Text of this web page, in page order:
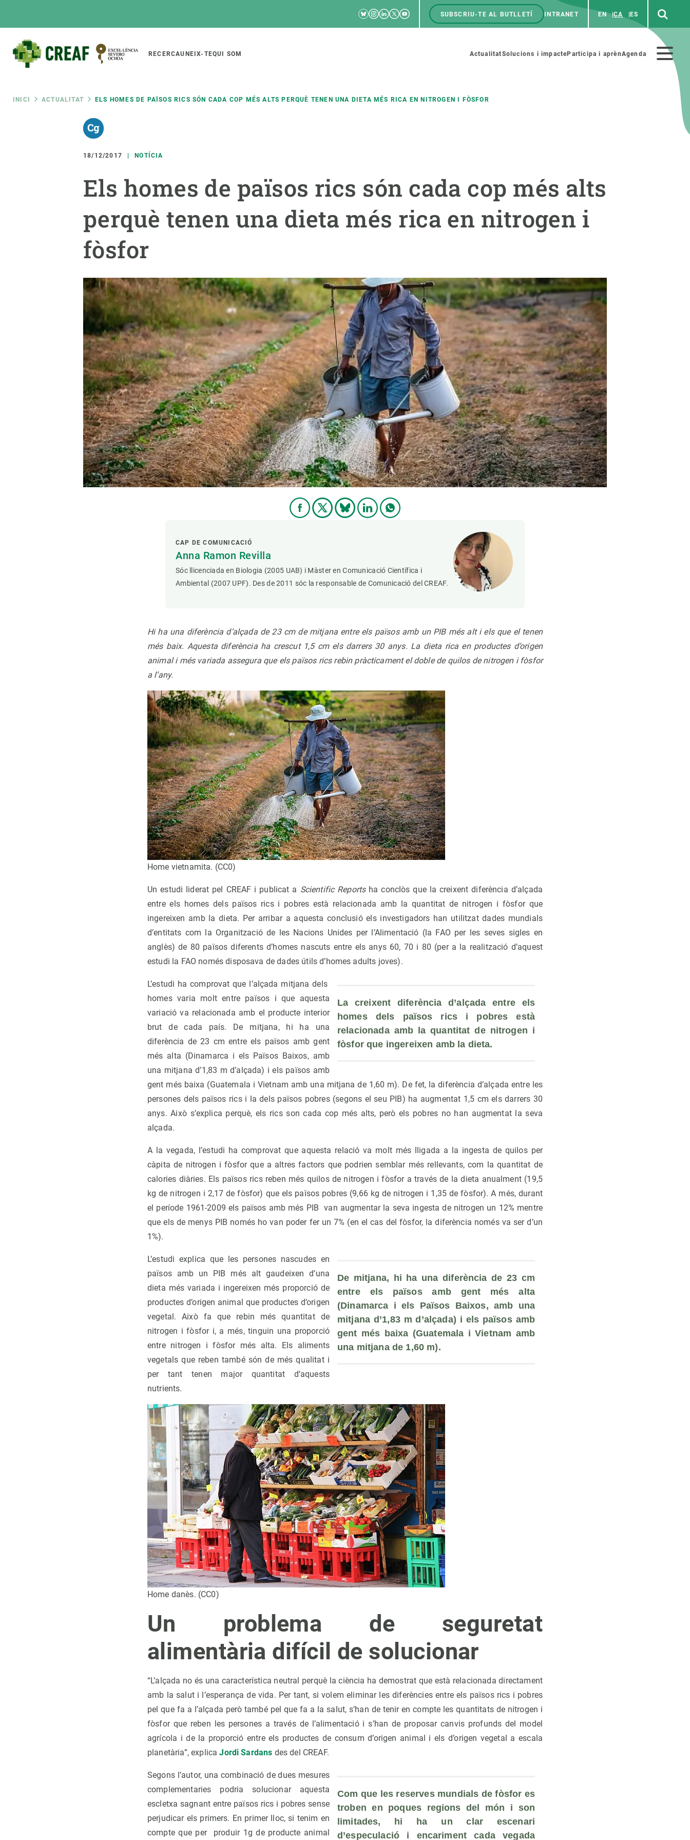
RRSS
Bluesky
Instagram
Linkedin
TwitterYoutube
Menú
SUBSCRIU-TE AL BUTLLETÍ INTRANET EN CA ES
Main
navigation
RECERCAUNEIX-TEQUI SOM
Menú
secundario
ActualitatSolucions i impacteParticipa i aprènAgenda
Fil
d'ariadna
INICI ACTUALITAT ELS HOMES DE PAÏSOS RICS SÓN CADA COP MÉS ALTS PERQUÈ TENEN UNA DIETA MÉS RICA EN NITROGEN I FÒSFOR
18/12/2017 NOTÍCIA
Els homes de països rics són cada cop més alts
perquè tenen una dieta més rica en nitrogen i
fòsfor
CAP DE COMUNICACIÓ
Anna Ramon Revilla
Sóc llicenciada en Biologia (2005 UAB) i Màster en Comunicació Científica i
Ambiental (2007 UPF). Des de 2011 sóc la responsable de Comunicació del CREAF.
Hi ha una diferència d’alçada de 23 cm de mitjana entre els països amb un PIB més alt i els que el tenen
més baix. Aquesta diferència ha crescut 1,5 cm els darrers 30 anys. La dieta rica en productes d’origen
animal i més variada assegura que els països rics rebin pràcticament el doble de quilos de nitrogen i fòsfor
a l’any.
Home vietnamita. (CC0)
Un estudi liderat pel CREAF i publicat a Scientific Reportsha conclòs que la creixent diferència d’alçada
entre els homes dels països rics i pobres està relacionada amb la quantitat de nitrogen i fòsfor que
ingereixen amb la dieta. Per arribar a aquesta conclusió els investigadors han utilitzat dades mundials
d’entitats com la Organització de les Nacions Unides per l’Alimentació (la FAO per les seves sigles en
anglès) de 80 països diferents d’homes nascuts entre els anys 60, 70 i 80 (per a la realització d’aquest
estudi la FAO només disposava de dades útils d’homes adults joves).
La creixent diferència d’alçada entre els
homes dels països rics i pobres està
relacionada amb la quantitat de nitrogen i
fòsfor que ingereixen amb la dieta.
L’estudi ha comprovat que l’alçada mitjana dels
homes varia molt entre països i que aquesta
variació va relacionada amb el producte interior
brut de cada país. De mitjana, hi ha una
diferència de 23 cm entre els països amb gent
més alta (Dinamarca i els Països Baixos, amb
una mitjana d’1,83 m d’alçada) i els països amb
gent més baixa (Guatemala i Vietnam amb una mitjana de 1,60 m). De fet, la diferència d’alçada entre les
persones dels països rics i la dels països pobres (segons el seu PIB) ha augmentat 1,5 cm els darrers 30
anys. Això s’explica perquè, els rics son cada cop més alts, però els pobres no han augmentat la seva
alçada.
A la vegada, l’estudi ha comprovat que aquesta relació va molt més lligada a la ingesta de quilos per
càpita de nitrogen i fòsfor que a altres factors que podrien semblar més rellevants, com la quantitat de
calories diàries. Els països rics reben més quilos de nitrogen i fòsfor a través de la dieta anualment (19,5
kg de nitrogen i 2,17 de fòsfor) que els països pobres (9,66 kg de nitrogen i 1,35 de fòsfor). A més, durant
el període 1961-2009 els països amb més PIB van augmentar la seva ingesta de nitrogen un 12% mentre
que els de menys PIB només ho van poder fer un 7% (en el cas del fòsfor, la diferència només va ser d’un
1%).
De mitjana, hi ha una diferència de 23 cm
entre els països amb gent més alta
(Dinamarca i els Països Baixos, amb una
mitjana d’1,83 m d’alçada) i els països amb
gent més baixa (Guatemala i Vietnam amb
una mitjana de 1,60 m).
L’estudi explica que les persones nascudes en
països amb un PIB més alt gaudeixen d’una
dieta més variada i ingereixen més proporció de
productes d’origen animal que productes d’origen
vegetal. Això fa que rebin més quantitat de
nitrogen i fòsfor i, a més, tinguin una proporció
entre nitrogen i fòsfor més alta. Els aliments
vegetals que reben també són de més qualitat i
per tant tenen major quantitat d’aquests
nutrients.
Home danès. (CC0)
Un problema de seguretat
alimentària difícil de solucionar
“L’alçada no és una característica neutral perquè la ciència ha demostrat que està relacionada directament
amb la salut i l’esperança de vida. Per tant, si volem eliminar les diferències entre els països rics i pobres
pel que fa a l’alçada però també pel que fa a la salut, s’han de tenir en compte les quantitats de nitrogen i
fòsfor que reben les persones a través de l’alimentació i s’han de proposar canvis profunds del model
agrícola i de la proporció entre els productes de consum d’origen animal i els d’origen vegetal a escala
planetària”, explicaJordi Sardans des del CREAF.
Com que les reserves mundials de fòsfor es
troben en poques regions del món i son
limitades, hi ha un clar escenari
d’especulació i encariment cada vegada
Segons l’autor, una combinació de dues mesures
complementaries podria solucionar aquesta
escletxa sagnant entre països rics i pobres sense
perjudicar els primers. En primer lloc, si tenim en
compte que per produir 1g de producte animal
Featured
responsive
Responsive
menu
SOBRE NOSALTRES
Organització institucional
Marca i logotips
Infraestructures
Oficina de premsa
Ciència oberta i gestió del coneixement
Biodiversitat
Funcionament dels ecosistemes
Synthesis Actions
Solucions
Política i gestió
Oportunitats acadèmiques
Demana la teva beca ERC
Un lloc on créixer
Desenvolupament de carrera
Seminaris i activitats internes
T’oferim formació
Fes ciència amb nosaltres
Materials educatius
COL·LABORA
Esdeveniments anteriors
Notícies
Observació de la terra